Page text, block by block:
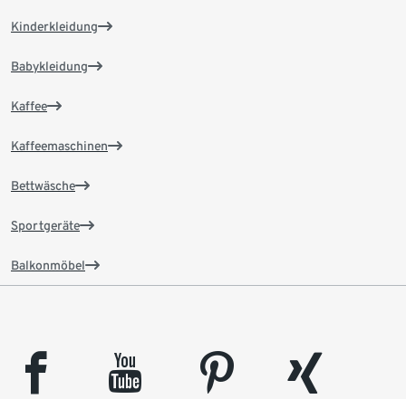
Kinderkleidung
Babykleidung
Kaffee
Kaffeemaschinen
Bettwäsche
Sportgeräte
Balkonmöbel
facebook youtube pinterest
xing